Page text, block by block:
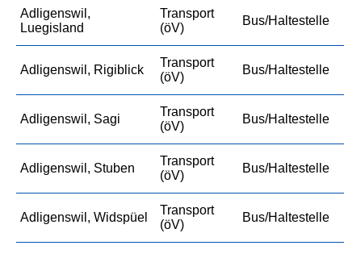
Adligenswil,
Luegisland
Transport
(öV)
Bus/Haltestelle
Adligenswil, Rigiblick
Transport
(öV)
Bus/Haltestelle
Adligenswil, Sagi
Transport
(öV)
Bus/Haltestelle
Adligenswil, Stuben
Transport
(öV)
Bus/Haltestelle
Adligenswil, Widspüel
Transport
(öV)
Bus/Haltestelle